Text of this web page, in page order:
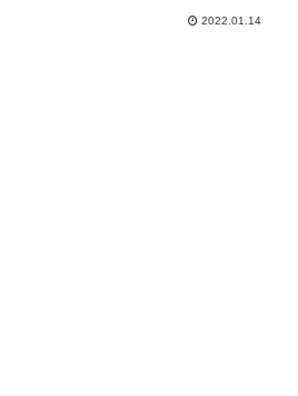
2022.01.14